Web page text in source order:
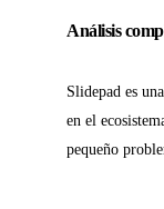
Análisis
Slidepad es
en el
pequeño